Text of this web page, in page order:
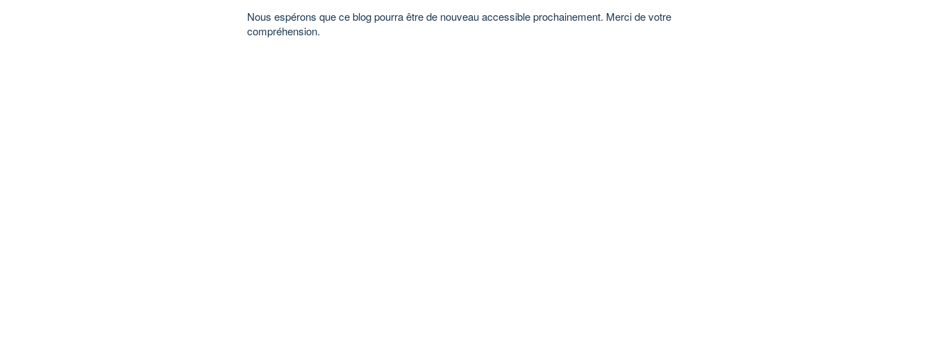
Nous espérons que ce blog pourra être de nouveau accessible prochainement. Merci de votre
compréhension.